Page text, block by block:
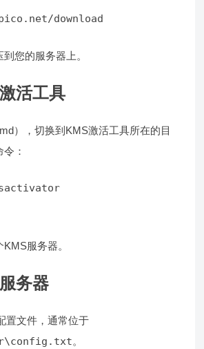
download
您的服务器上。
活工具
），切换到KMS激活工具所在的目
：
服务器。
务器
置文件，通常位于
。